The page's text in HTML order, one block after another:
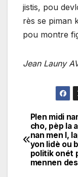
jistis, pou
rès se piman
pou montre
Jean Launy
de
l'article
Plen midi
cho, pèp la
nan men l,
yon lidè ou
politik onét
mennen